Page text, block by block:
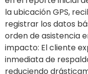
la ubicación GPS,
registrar los datos
orden de asistencia
impacto: El cliente
inmediata de
reduciendo